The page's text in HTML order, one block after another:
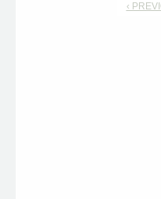
‹